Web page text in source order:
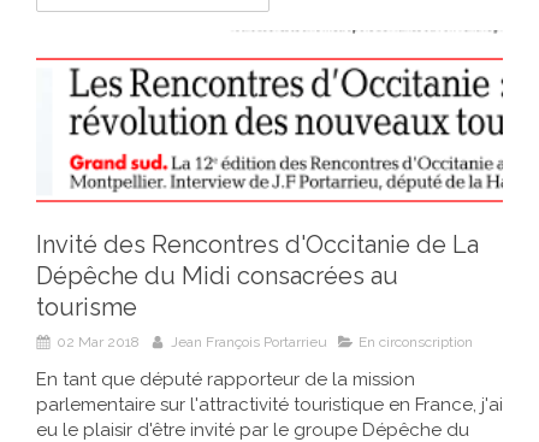
Invité des Rencontres d'Occitanie de La
Dépêche du Midi consacrées au
tourisme
02 Mar 2018 Jean François Portarrieu En circonscription
En tant que député rapporteur de la mission
parlementaire sur l'attractivité touristique en France, j'ai
eu le plaisir d'être invité par le groupe Dépêche du